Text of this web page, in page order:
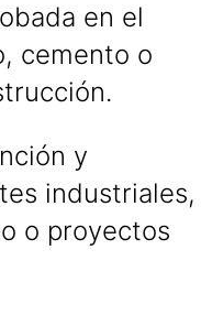
en el
cemento o
y
industriales,
o proyectos